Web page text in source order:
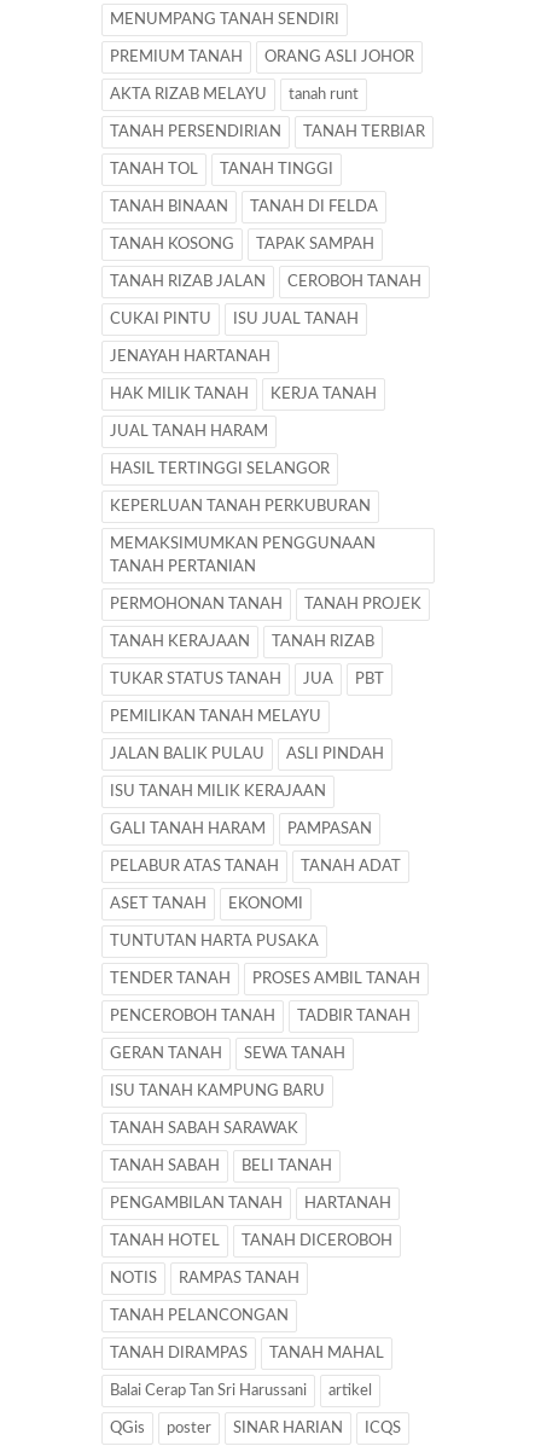
MENUMPANG TANAH SENDIRI
PREMIUM TANAH ORANG ASLI JOHOR
AKTA RIZAB MELAYU tanah runt
TANAH PERSENDIRIAN TANAH TERBIAR
TANAH TOL TANAH TINGGI
TANAH BINAAN TANAH DI FELDA
TANAH KOSONG TAPAK SAMPAH
TANAH RIZAB JALAN CEROBOH TANAH
CUKAI PINTU ISU JUAL TANAH
JENAYAH HARTANAH
HAK MILIK TANAH KERJA TANAH
JUAL TANAH HARAM
HASIL TERTINGGI SELANGOR
KEPERLUAN TANAH PERKUBURAN
MEMAKSIMUMKAN PENGGUNAAN
TANAH PERTANIAN
PERMOHONAN TANAH TANAH PROJEK
TANAH KERAJAAN TANAH RIZAB
TUKAR STATUS TANAH JUA PBT
PEMILIKAN TANAH MELAYU
JALAN BALIK PULAU ASLI PINDAH
ISU TANAH MILIK KERAJAAN
GALI TANAH HARAM PAMPASAN
PELABUR ATAS TANAH TANAH ADAT
ASET TANAH EKONOMI
TUNTUTAN HARTA PUSAKA
TENDER TANAH PROSES AMBIL TANAH
PENCEROBOH TANAH TADBIR TANAH
GERAN TANAH SEWA TANAH
ISU TANAH KAMPUNG BARU
TANAH SABAH SARAWAK
TANAH SABAH BELI TANAH
PENGAMBILAN TANAH HARTANAH
TANAH HOTEL TANAH DICEROBOH
NOTIS RAMPAS TANAH
TANAH PELANCONGAN
TANAH DIRAMPAS TANAH MAHAL
Balai Cerap Tan Sri Harussani artikel
QGis poster SINAR HARIAN ICQS